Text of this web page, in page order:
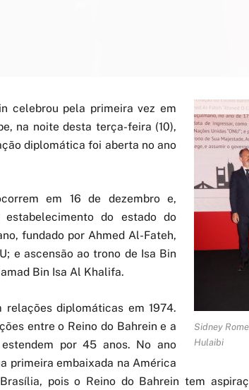
Sidney
Hulaibi
celebrou pela primeira vez em
na noite desta terça-feira (10),
diplomática foi aberta no ano
em 16 de dezembro e,
do estado do
fundado por Ahmed Al-Fateh,
e ascensão ao trono de Isa Bin
Bin Isa Al Khalifa.
diplomáticas em 1974.
entre o Reino do Bahrein e a
por 45 anos. No ano
primeira embaixada na América
pois o Reino do Bahrein tem